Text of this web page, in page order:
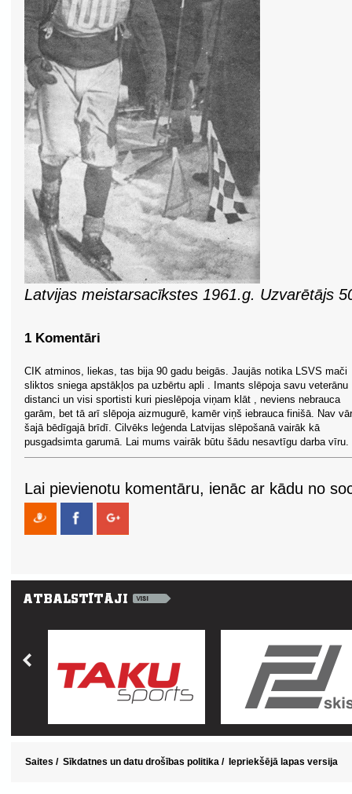
Latvijas meistarsacīkstes 1961.g. Uzvarētājs
1 Komentāri
CIK atminos, liekas, tas bija 90 gadu beigās. Jaujās notika LSVS mači
sliktos sniega apstākļos pa uzbērtu apli . Imants slēpoja savu veterānu
distanci un visi sportisti kuri pieslēpoja viņam klāt , neviens nebrauca
garām, bet tā arī slēpoja aizmugurē, kamēr viņš iebrauca finišā. Nav
šajā bēdīgajā brīdī. Cilvēks leģenda Latvijas slēpošanā vairāk kā
pusgadsimta garumā. Lai mums vairāk būtu šādu nesavtīgu darba vīru.
Lai pievienotu komentāru, ienāc ar kādu no
Saites / Sīkdatnes un datu drošības politika / Iepriekšējā lapas versija